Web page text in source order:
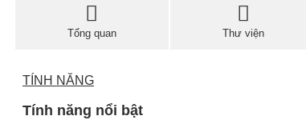
Tổng quan Thư viện
TÍNH NĂNG
Tính năng nổi bật